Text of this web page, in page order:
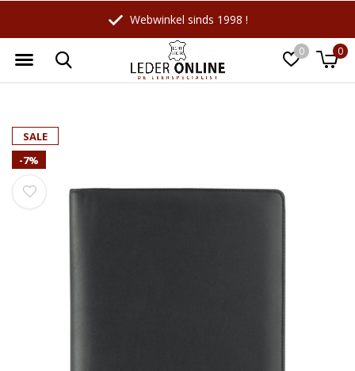
0 0
Webwinkel sinds 1998 !
Wellicht zijn deze producten ook
-27% -10%
SALE
-7%